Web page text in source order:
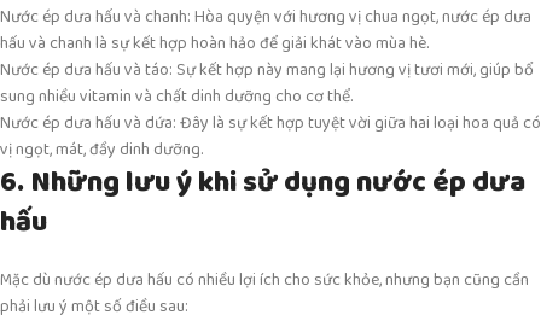
Nước ép dưa hấu và chanh: Hòa quyện với hương vị chua ngọt, nước ép dưa
hấu và chanh là sự kết hợp hoàn hảo để giải khát vào mùa hè.
Nước ép dưa hấu và táo: Sự kết hợp này mang lại hương vị tươi mới, giúp bổ
sung nhiều vitamin và chất dinh dưỡng cho cơ thể.
Nước ép dưa hấu và dứa: Đây là sự kết hợp tuyệt vời giữa hai loại hoa quả có
vị ngọt, mát, đầy dinh dưỡng.
6. Những lưu ý khi sử dụng nước ép dưa
hấu
Mặc dù nước ép dưa hấu có nhiều lợi ích cho sức khỏe, nhưng bạn cũng cần
phải lưu ý một số điều sau: